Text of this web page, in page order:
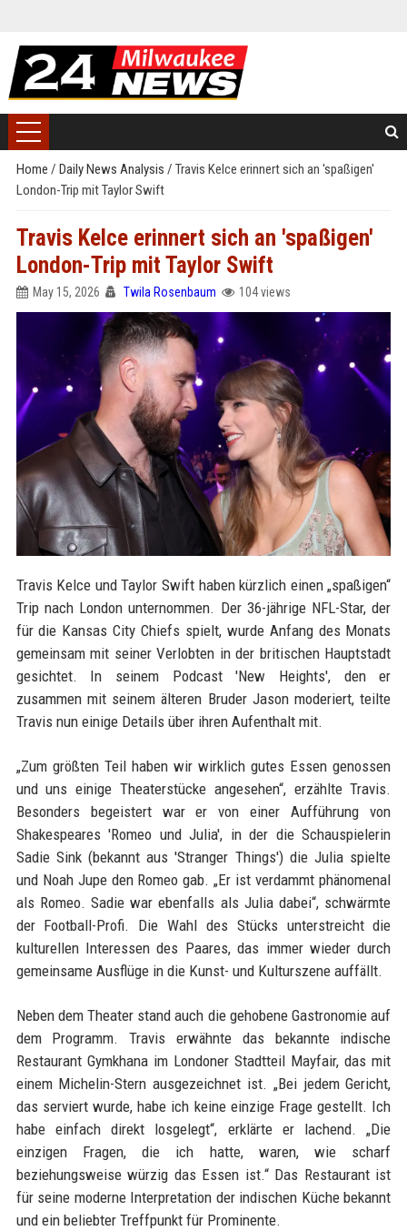
Home / Daily News Analysis / Travis Kelce erinnert sich an 'spaßigen'
London-Trip mit Taylor Swift
Travis Kelce erinnert sich an 'spaßigen'
London-Trip mit Taylor Swift
May 15, 2026 Twila Rosenbaum 104 views
Travis Kelce und Taylor Swift haben kürzlich einen „spaßigen“
Trip nach London unternommen. Der 36-jährige NFL-Star, der
für die Kansas City Chiefs spielt, wurde Anfang des Monats
gemeinsam mit seiner Verlobten in der britischen Hauptstadt
gesichtet. In seinem Podcast 'New Heights', den er
zusammen mit seinem älteren Bruder Jason moderiert, teilte
Travis nun einige Details über ihren Aufenthalt mit.
„Zum größten Teil haben wir wirklich gutes Essen genossen
und uns einige Theaterstücke angesehen“, erzählte Travis.
Besonders begeistert war er von einer Aufführung von
Shakespeares 'Romeo und Julia', in der die Schauspielerin
Sadie Sink (bekannt aus 'Stranger Things') die Julia spielte
und Noah Jupe den Romeo gab. „Er ist verdammt phänomenal
als Romeo. Sadie war ebenfalls als Julia dabei“, schwärmte
der Football-Profi. Die Wahl des Stücks unterstreicht die
kulturellen Interessen des Paares, das immer wieder durch
gemeinsame Ausflüge in die Kunst- und Kulturszene auffällt.
Neben dem Theater stand auch die gehobene Gastronomie auf
dem Programm. Travis erwähnte das bekannte indische
Restaurant Gymkhana im Londoner Stadtteil Mayfair, das mit
einem Michelin-Stern ausgezeichnet ist. „Bei jedem Gericht,
das serviert wurde, habe ich keine einzige Frage gestellt. Ich
habe einfach direkt losgelegt“, erklärte er lachend. „Die
einzigen Fragen, die ich hatte, waren, wie scharf
beziehungsweise würzig das Essen ist.“ Das Restaurant ist
für seine moderne Interpretation der indischen Küche bekannt
und ein beliebter Treffpunkt für Prominente.